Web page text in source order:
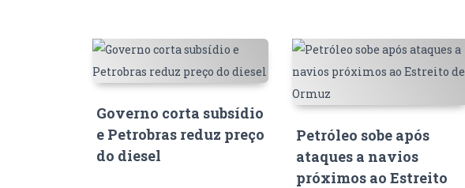
Governo corta subsídio
e Petrobras reduz preço
do diesel
Petróleo sobe após
ataques a navios
próximos ao Estreito